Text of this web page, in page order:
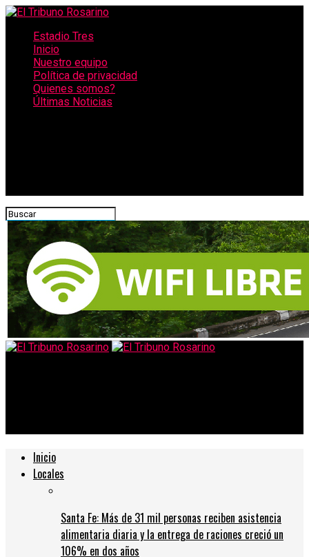
Estadio Tres
Inicio
Nuestro equipo
Política de privacidad
Quienes somos?
Últimas Noticias
Inicio
Locales
Santa Fe: Más de 31 mil personas reciben asistencia
alimentaria diaria y la entrega de raciones creció un
106% en dos años